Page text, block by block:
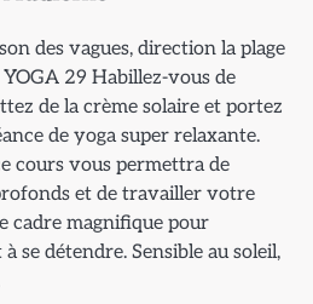
des vagues, direction la plage
29 Habillez-vous de
de la crème solaire et portez
de yoga super relaxante.
cours vous permettra de
et de travailler votre
cadre magnifique pour
se détendre. Sensible au soleil,